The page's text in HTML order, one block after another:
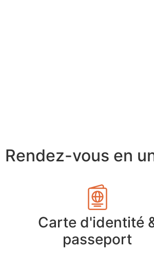
Rendez-vous en
Carte d'identité
passeport